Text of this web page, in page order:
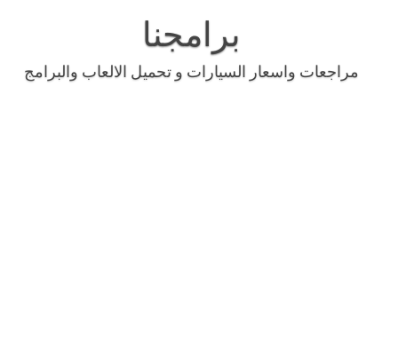
برامجنا
مراجعات واسعار السيارات و تحميل الالعاب والبرامج